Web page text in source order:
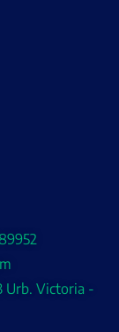
Urb. Victoria -